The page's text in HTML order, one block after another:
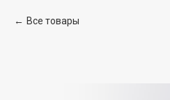
Все товары